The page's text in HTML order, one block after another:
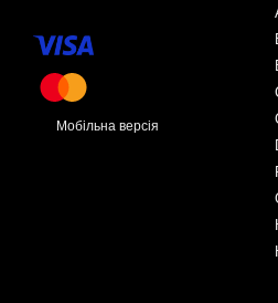
Мобільна версія